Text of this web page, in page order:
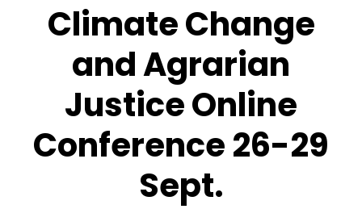
Climate Change
and Agrarian
Justice Online
Conference 26-29
Sept.